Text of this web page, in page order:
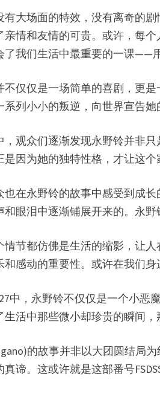
有大场面的特效，没有离奇的
亲情和友情的可贵。或许，每
了我们生活中最重要的一课——
不仅仅是一场简单的喜剧，更
列小小的叛逆，向世界宣告她
，观众们逐渐发现永野铃并非
因为她的独特性格，才让这个
也在永野铃的故事中感受到成
和眼泪中逐渐铺展开来的。永
情节都仿佛是生活的缩影，让
和感动的重要性。或许在我们
中，永野铃不仅仅是一个小
生活中那些微小却珍贵的瞬间，
的故事并非以大团圆结局
谛。这或许就是这部番号